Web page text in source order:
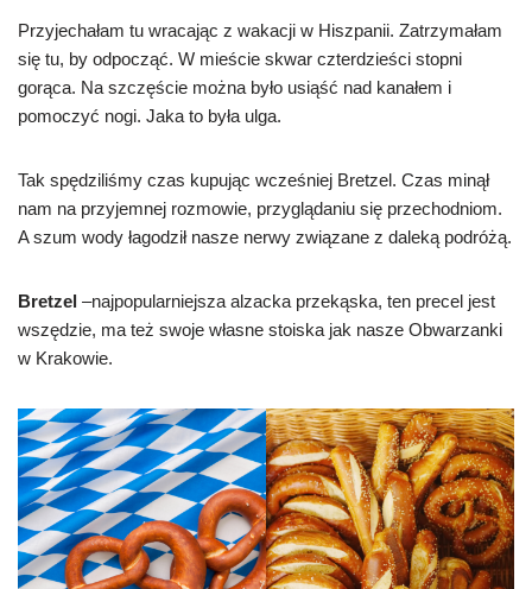
Przyjechałam tu wracając z wakacji w Hiszpanii. Zatrzymałam
się tu, by odpocząć. W mieście skwar czterdzieści stopni
gorąca. Na szczęście można było usiąść nad kanałem i
pomoczyć nogi. Jaka to była ulga.
Tak spędziliśmy czas kupując wcześniej Bretzel. Czas minął
nam na przyjemnej rozmowie, przyglądaniu się przechodniom.
A szum wody łagodził nasze nerwy związane z daleką podróżą.
Bretzel –najpopularniejsza alzacka przekąska, ten precel jest
wszędzie, ma też swoje własne stoiska jak nasze Obwarzanki
w Krakowie.